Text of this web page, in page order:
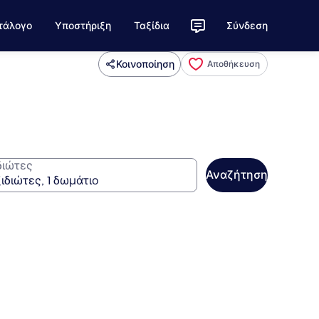
Υποστήριξη Ταξίδια Σύνδεση
Κοινοποίηση Αποθήκευση
Αναζήτηση